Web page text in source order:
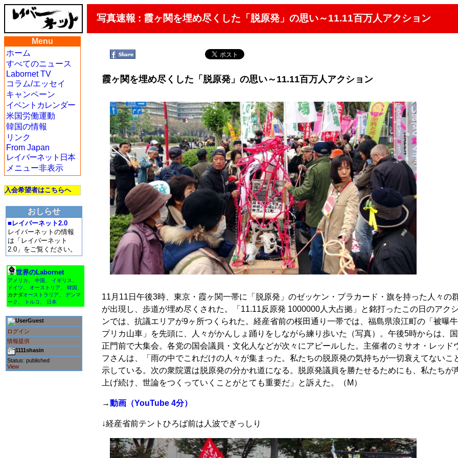
写真速報 : 霞ヶ関を埋め尽くした「脱原発」の思い～11.11百万人アクション
Menu
ホーム
すべてのニュース
Labornet TV
コラム/エッセイ
キャンペーン
イベントカレンダー
米国労働運動
韓国の情報
リンク
From Japan
レイバーネット日本
メニュー非表示
入会希望者はこちらへ
おしらせ
■レイバーネット2.0
レイバーネットの情報
は「レイバーネット
2.0」をご覧ください。
世界のLabornet
アメリカ 中国 イギリス
ドイツ
オーストリア 韓国
カナダオーストラリア
デンマ
ーク
トルコ 日本
Guest
ログイン
情報提供
1111shasin
Status: published
View
霞ヶ関を埋め尽くした「脱原発」の思い～11.11百万人アクション
11月11日午後3時、東京・霞ヶ関一帯に「脱原発」のゼッケン・プラカード・旗を持った人々の
が出現し、歩道が埋め尽くされた。「11.11反原発 1000000人大占拠」と銘打ったこの日のアク
ンでは、抗議エリアが9ヶ所つくられた。経産省前の桜田通り一帯では、福島県浪江町の「被曝
プリカ山車」を先頭に、人々がかんしょ踊りをしながら練り歩いた（写真）。午後5時からは、
正門前で大集会。各党の国会議員・文化人などが次々にアピールした。主催者のミサオ・レッド
フさんは、「雨の中でこれだけの人々が集まった。私たちの脱原発の気持ちが一切衰えてないこ
示している。次の衆院選は脱原発の分かれ道になる。脱原発議員を勝たせるためにも、私たちが
上げ続け、世論をつくっていくことがとても重要だ」と訴えた。（M）
→動画（YouTube 4分）
↓経産省前テントひろば前は人波でぎっしり